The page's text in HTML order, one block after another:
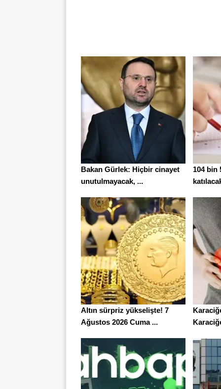
Bakan Gürlek: Hiçbir cinayet
unutulmayacak, ...
104 bin
Altın sürpriz yükselişte! 7
Ağustos 2026 Cuma ...